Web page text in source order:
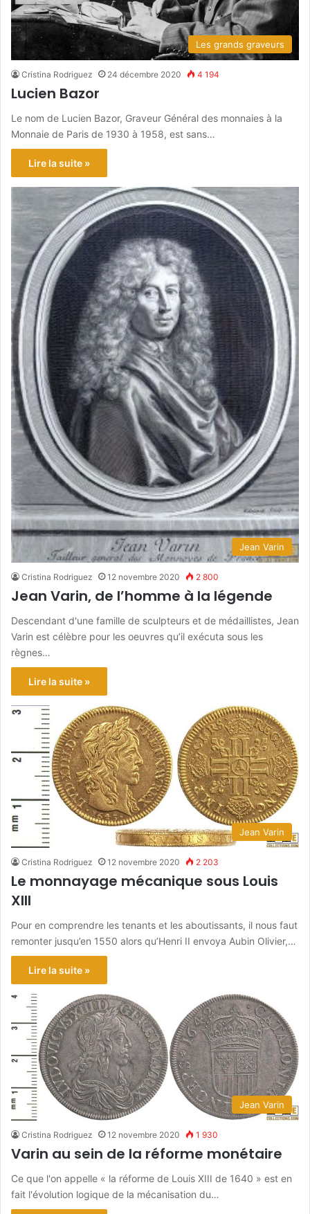
Les grands graveurs
Cristina Rodriguez 24 décembre 2020 4 194
Lucien Bazor
Le nom de Lucien Bazor, Graveur Général des monnaies à la
Monnaie de Paris de 1930 à 1958, est sans…
Lire la suite »
Jean Varin
Cristina Rodriguez 12 novembre 2020 2 800
Jean Varin, de l’homme à la légende
Descendant d'une famille de sculpteurs et de médaillistes, Jean
Varin est célèbre pour les oeuvres qu’il exécuta sous les
règnes…
Lire la suite »
Jean Varin
Cristina Rodriguez 12 novembre 2020 2 203
Le monnayage mécanique sous Louis
XIII
Pour en comprendre les tenants et les aboutissants, il nous faut
remonter jusqu’en 1550 alors qu’Henri II envoya Aubin Olivier,…
Lire la suite »
Jean Varin
Cristina Rodriguez 12 novembre 2020 1 930
Varin au sein de la réforme monétaire
Ce que l'on appelle « la réforme de Louis XIII de 1640 » est en
fait l'évolution logique de la mécanisation du…